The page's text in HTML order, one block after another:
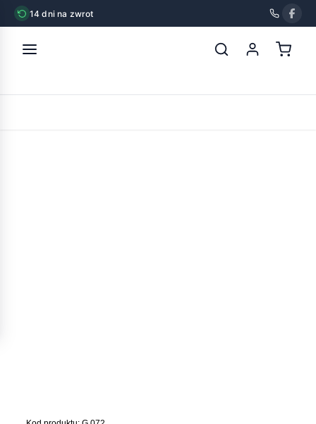
14 dni na zwrot
POWRÓT